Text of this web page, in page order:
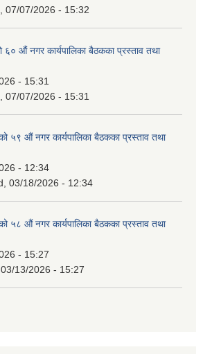
07/07/2026 - 15:32
औं नगर कार्यपालिका बैठकका प्रस्ताव तथा
- 15:31
07/07/2026 - 15:31
५९ औं नगर कार्यपालिका बैठकका प्रस्ताव तथा
- 12:34
03/18/2026 - 12:34
५८ औं नगर कार्यपालिका बैठकका प्रस्ताव तथा
- 15:27
13/2026 - 15:27